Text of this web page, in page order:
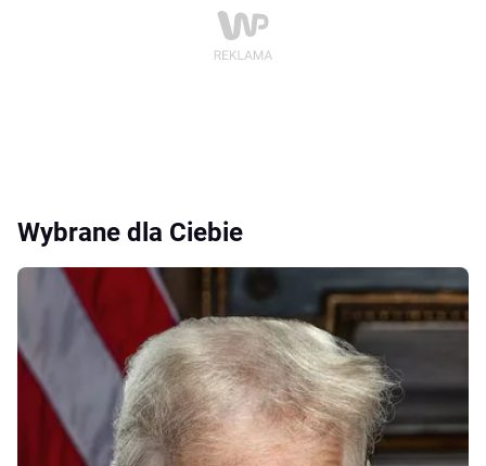
Wybrane dla Ciebie